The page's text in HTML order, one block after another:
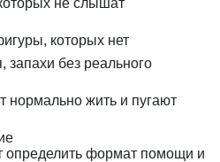
не слышат
которых нет
запахи без реального
жить и пугают
определить формат помощи и